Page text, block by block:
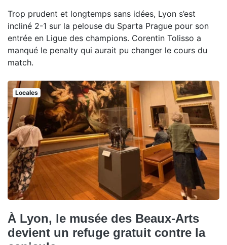
Trop prudent et longtemps sans idées, Lyon s’est
incliné 2-1 sur la pelouse du Sparta Prague pour son
entrée en Ligue des champions. Corentin Tolisso a
manqué le penalty qui aurait pu changer le cours du
match.
Locales
À Lyon, le musée des Beaux-Arts
devient un refuge gratuit contre la